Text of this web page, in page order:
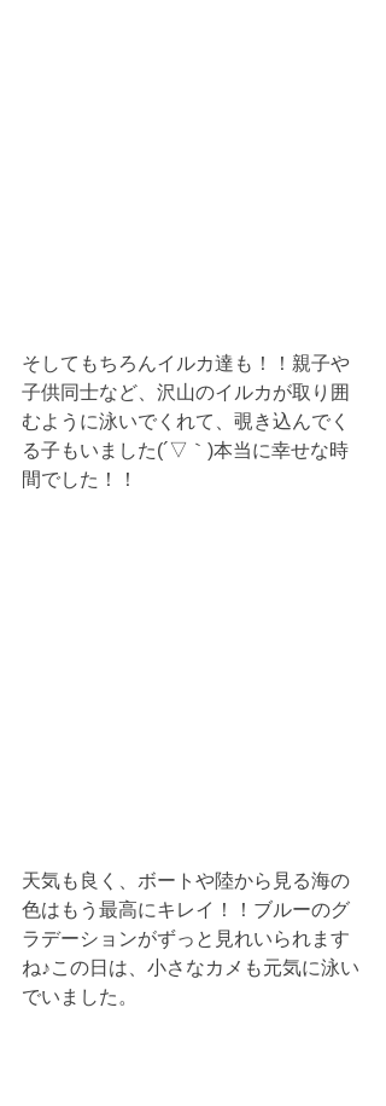
そしてもちろんイルカ達も！！親子や
子供同士など、沢山のイルカが取り囲
むように泳いでくれて、覗き込んでく
る子もいました(´▽｀)本当に幸せな時
間でした！！
天気も良く、ボートや陸から見る海の
色はもう最高にキレイ！！ブルーのグ
ラデーションがずっと見れいられます
ね♪この日は、小さなカメも元気に泳い
でいました。